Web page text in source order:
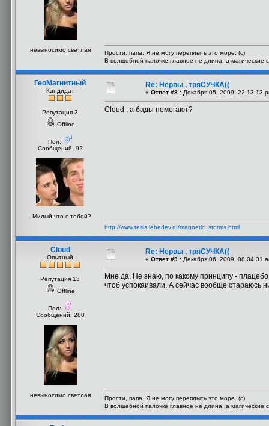
невыносимо светлая
Прости, папа. Я не могу переплыть это море. (с)
В волшебной палочке главное не длина, а магические
ГеоМагнитный
Кандидат
Репутация 3
Offline
Пол:
Сообщений: 92
- Милый,что с тобой?
Re: Нервы , тряСУЧКА((
« Ответ #8 : Декабря 05, 2009, 22:13:13
Cloud , а бады помогают?
http://www.tesis.lebedev.ru/magnetic_storms.html
Cloud
Опытный
Репутация 13
Offline
Пол:
Сообщений: 280
невыносимо светлая
Re: Нервы , тряСУЧКА((
« Ответ #9 : Декабря 06, 2009, 08:04:31
Мне да. Не знаю, по какому принципу - плацебо
чтоб успокаивали. А сейчас вообще стараюсь
Прости, папа. Я не могу переплыть это море. (с)
В волшебной палочке главное не длина, а магические